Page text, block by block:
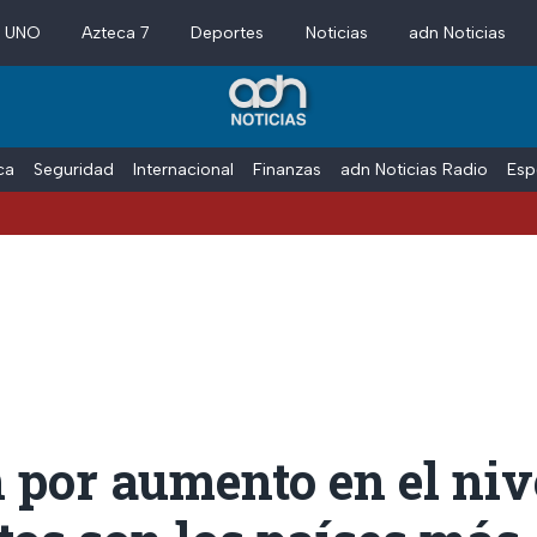
Azteca 7 Deportes Noticias adn Noticias
Seguridad Internacional Finanzas adn Noticias Radio
aumento en el